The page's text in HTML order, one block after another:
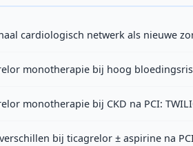
cardiologisch netwerk als nieuwe
monotherapie bij hoog
monotherapie bij CKD na PCI:
bij ticagrelor ± aspirine na